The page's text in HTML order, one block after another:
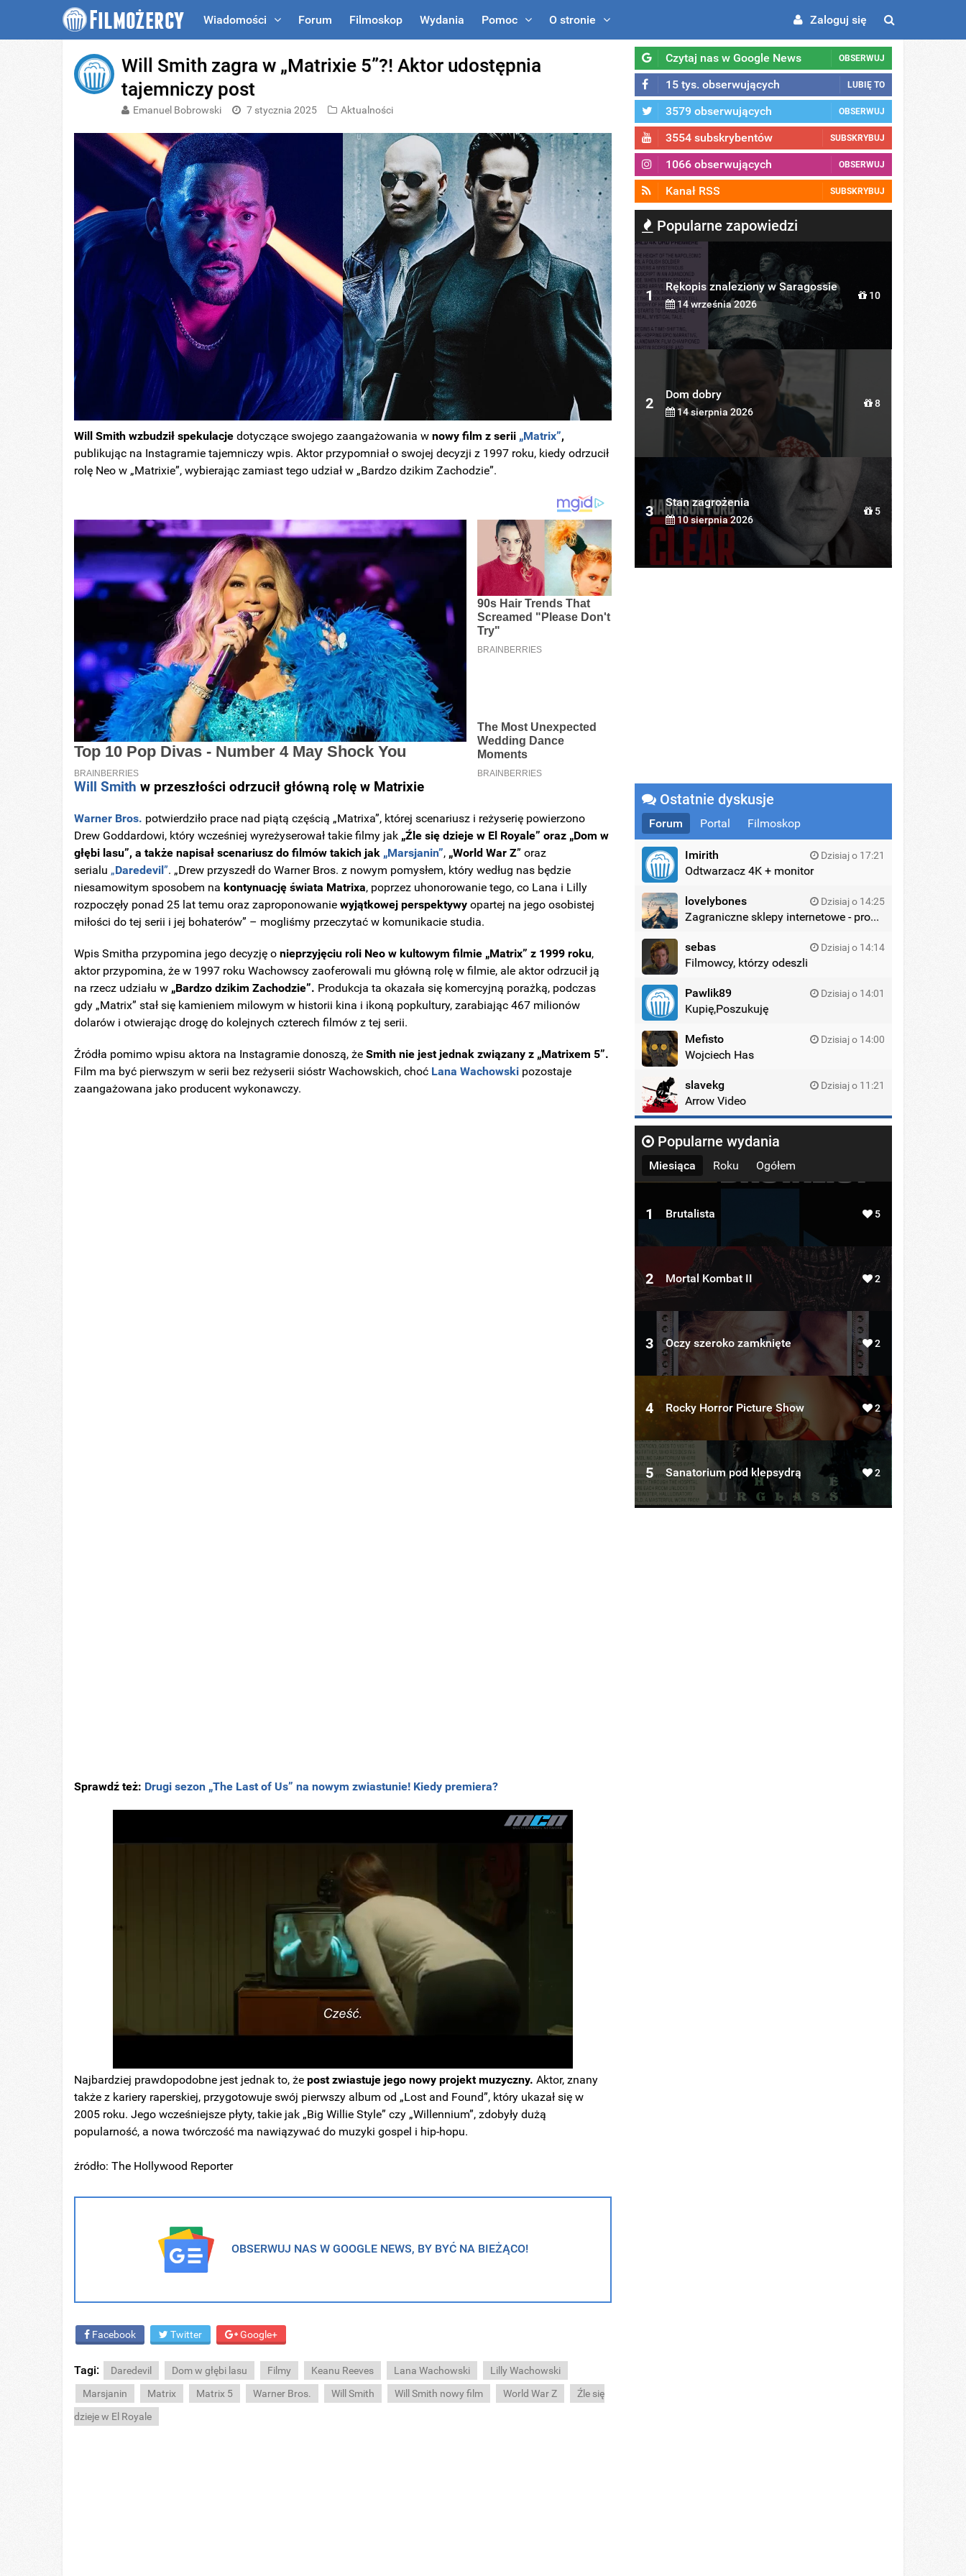
Wiadomości Forum Filmoskop Wydania Pomoc O stronie Zaloguj się
Will Smith zagra w „Matrixie 5”?! Aktor udostępnia
tajemniczy post
Emanuel Bobrowski 7 stycznia 2025 Aktualności
Will Smith wzbudził spekulacje dotyczące swojego zaangażowania w nowy film z serii „Matrix”,
publikując na Instagramie tajemniczy wpis. Aktor przypomniał o swojej decyzji z 1997 roku, kiedy odrzucił
rolę Neo w „Matrixie”, wybierając zamiast tego udział w „Bardzo dzikim Zachodzie”.
Will Smith w przeszłości odrzucił główną rolę w Matrixie
Warner Bros. potwierdziło prace nad piątą częścią „Matrixa”, której scenariusz i reżyserię powierzono
Drew Goddardowi, który wcześniej wyreżyserował takie filmy jak „Źle się dzieje w El Royale” oraz „Dom w
głębi lasu”, a także napisał scenariusz do filmów takich jak „Marsjanin”, „World War Z” oraz
serialu „Daredevil”. „Drew przyszedł do Warner Bros. z nowym pomysłem, który według nas będzie
niesamowitym sposobem nakontynuację świata Matrixa, poprzez uhonorowanie tego, co Lana i Lilly
rozpoczęły ponad 25 lat temu oraz zaproponowaniewyjątkowej perspektywy opartej na jego osobistej
miłości do tej serii i jej bohaterów” – mogliśmy przeczytać w komunikacie studia.
Wpis Smitha przypomina jego decyzję onieprzyjęciu roli Neo w kultowym filmie „Matrix” z 1999 roku,
aktor przypomina, że w 1997 roku Wachowscy zaoferowali mu główną rolę w filmie, ale aktor odrzucił ją
na rzecz udziału w „Bardzo dzikim Zachodzie”. Produkcja ta okazała się komercyjną porażką, podczas
gdy „Matrix” stał się kamieniem milowym w historii kina i ikoną popkultury, zarabiając 467 milionów
dolarów i otwierając drogę do kolejnych czterech filmów z tej serii.
Źródła pomimo wpisu aktora na Instagramie donoszą, że Smith nie jest jednak związany z „Matrixem 5”.
Film ma być pierwszym w serii bez reżyserii sióstr Wachowskich, choć Lana Wachowski pozostaje
zaangażowana jako producent wykonawczy.
Sprawdź też: Drugi sezon „The Last of Us” na nowym zwiastunie! Kiedy premiera?
Najbardziej prawdopodobne jest jednak to, żepost zwiastuje jego nowy projekt muzyczny. Aktor, znany
także z kariery raperskiej, przygotowuje swój pierwszy album od „Lost and Found”, który ukazał się w
2005 roku. Jego wcześniejsze płyty, takie jak „Big Willie Style” czy „Willennium”, zdobyły dużą
popularność, a nowa twórczość ma nawiązywać do muzyki gospel i hip-hopu.
źródło: The Hollywood Reporter
OBSERWUJ NAS W GOOGLE NEWS, BY BYĆ NA BIEŻĄCO!
Facebook Twitter Google+
Tagi: Daredevil Dom w głębi lasu Filmy Keanu Reeves Lana Wachowski
Lilly Wachowski
Marsjanin
Matrix Matrix 5 Warner Bros. Will Smith Will Smith nowy film World War Z
Źle się
dzieje w El Royale
Czytaj nas w Google News OBSERWUJ
15 tys. obserwujących LUBIĘ TO
3579 obserwujących OBSERWUJ
3554 subskrybentów SUBSKRYBUJ
1066 obserwujących OBSERWUJ
Kanał RSS SUBSKRYBUJ
Popularne zapowiedzi
1
Rękopis znaleziony w Saragossie
14 września 2026
10
2
Dom dobry
14 sierpnia 2026
8
3
Stan zagrożenia
10 sierpnia 2026
5
Ostatnie dyskusje
Forum Portal Filmoskop
Imirith Dzisiaj o 17:21
Odtwarzacz 4K + monitor
lovelybones Dzisiaj o 14:25
Zagraniczne sklepy internetowe - promocje
sebas Dzisiaj o 14:14
Filmowcy, którzy odeszli
Pawlik89 Dzisiaj o 14:01
Kupię,Poszukuję
Mefisto Dzisiaj o 14:00
Wojciech Has
slavekg Dzisiaj o 11:21
Arrow Video
Popularne wydania
Miesiąca Roku Ogółem
1 Brutalista 5
2 Mortal Kombat II 2
3 Oczy szeroko zamknięte 2
4 Rocky Horror Picture Show 2
5 Sanatorium pod klepsydrą 2